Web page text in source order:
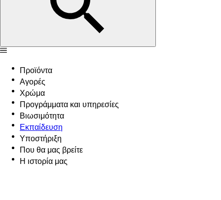
Προϊόντα
Αγορές
Χρώμα
Προγράμματα και υπηρεσίες
Βιωσιμότητα
Εκπαίδευση
Υποστήριξη
Που θα μας βρείτε
Η ιστορία μας